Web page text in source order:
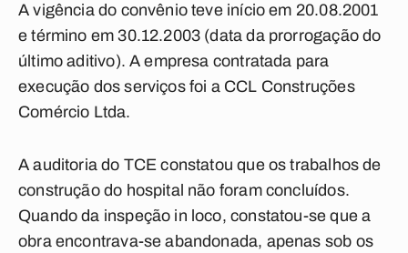
A vigência do convênio teve início em 20.08.2001
e término em 30.12.2003 (data da prorrogação do
último aditivo). A empresa contratada para
execução dos serviços foi a CCL Construções
Comércio Ltda.
A auditoria do TCE constatou que os trabalhos de
construção do hospital não foram concluídos.
Quando da inspeção in loco, constatou-se que a
obra encontrava-se abandonada, apenas sob os